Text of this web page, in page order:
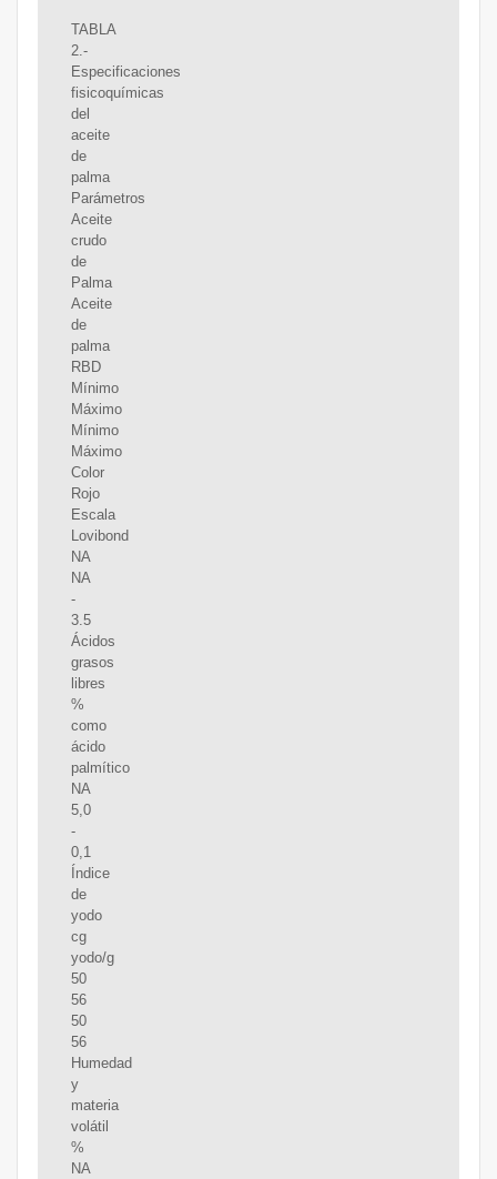
TABLA
2.-
Especificaciones
fisicoquímicas
del
aceite
de
palma
Parámetros
Aceite
crudo
de
Palma
Aceite
de
palma
RBD
Mínimo
Máximo
Mínimo
Máximo
Color
Rojo
Escala
Lovibond
NA
NA
-
3.5
Ácidos
grasos
libres
%
como
ácido
palmítico
NA
5,0
-
0,1
Índice
de
yodo
cg
yodo/g
50
56
50
56
Humedad
y
materia
volátil
%
NA